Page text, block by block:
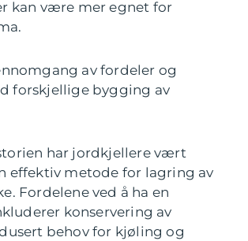
kan være mer egnet for
av fordeler og
forskjellige bygging av
har jordkjellere vært
effektiv metode for lagring av
Fordelene ved å ha en
konservering av
behov for kjøling og